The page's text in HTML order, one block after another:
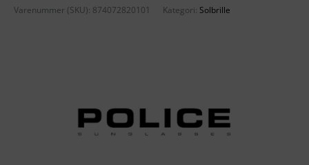
Varenummer (SKU): 874072820101 Kategori: Solbrille